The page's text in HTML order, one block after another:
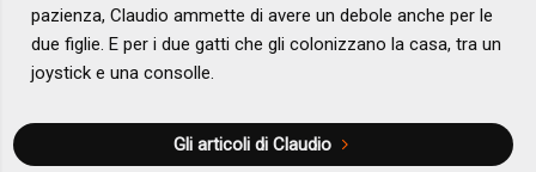
pazienza, Claudio ammette di avere un debole anche per le
due figlie. E per i due gatti che gli colonizzano la casa, tra un
joystick e una consolle.
Gli articoli di Claudio